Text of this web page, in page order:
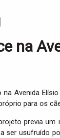
na
Avenida
para os
previa
ser usufruído